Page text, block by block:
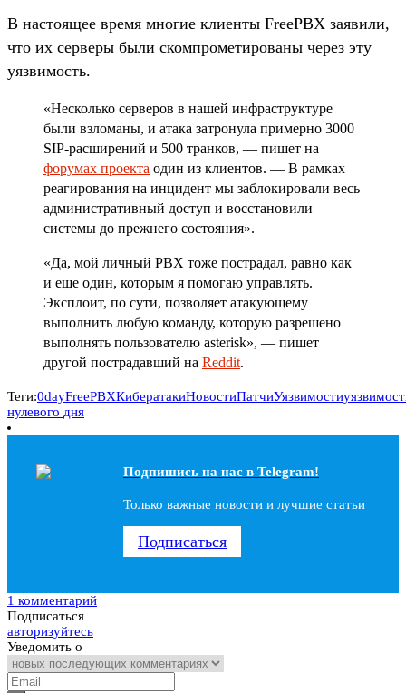
В настоящее время многие клиенты FreePBX заявили,
что их серверы были скомпрометированы через эту
уязвимость.
«Несколько серверов в нашей инфраструктуре
были взломаны, и атака затронула примерно 3000
SIP-расширений и 500 транков, — пишет на
форумах проекта один из клиентов. — В рамках
реагирования на инцидент мы заблокировали весь
административный доступ и восстановили
системы до прежнего состояния».
«Да, мой личный PBX тоже пострадал, равно как
и еще один, которым я помогаю управлять.
Эксплоит, по сути, позволяет атакующему
выполнить любую команду, которую разрешено
выполнять пользователю asterisk», — пишет
другой пострадавший на Reddit.
Теги:0dayFreePBXКибератакиНовостиПатчиУязвимости
нулевого дня
Подпишись на наc в Telegram!
Только важные новости и лучшие статьи
Подписаться
1 комментарий
Подписаться
авторизуйтесь
Уведомить о